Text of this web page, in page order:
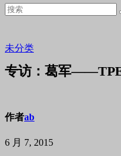
未分类
专访：葛军
作者ab
6 月 7, 2015